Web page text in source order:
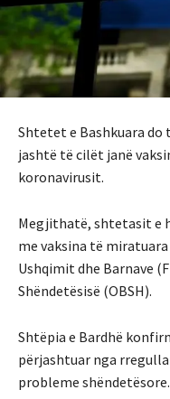
Shtetet e Bashkuara do
jashtë të cilët janë
koronavirusit.
Megjithatë, shtetasit e
me vaksina të
Ushqimit dhe Barnave
Shëndetësisë (OBSH).
Shtëpia e Bardhë
përjashtuar nga
probleme shëndetësore.